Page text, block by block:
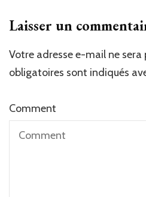
Laisser un
Votre adresse e-mail ne sera
obligatoires sont indiqués
Comment